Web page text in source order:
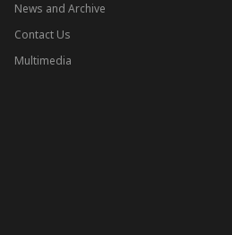
News and Archive
Contact Us
Multimedia